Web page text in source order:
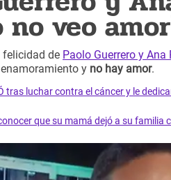
no veo
felicidad de Paolo Guerrero y Ana
y no hay amor.
tras luchar contra el cáncer y le
que su mamá dejó a su familia